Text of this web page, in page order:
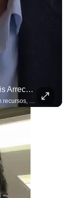
Veja Quais São Os Candidatos Que Mais Arrecadaram Recursos, Até Agora, Por Meio De Vaquinhas Eleito
Veja quais são os candidatos que mais arrecadaram recursos, até agora, por meio de vaquinhas eleitorais. #OAntagonista Se você busca informação com credibilidade, inscreva-se agora e ative o